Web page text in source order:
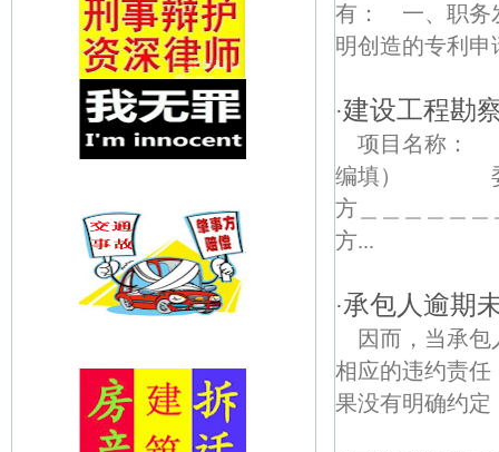
有： 一、职务
明创造的专利申
·建设工程勘
项目名称
编填）
方＿＿＿＿＿
方...
·承包人逾期
因而，当承
相应的违约责任
果没有明确约定